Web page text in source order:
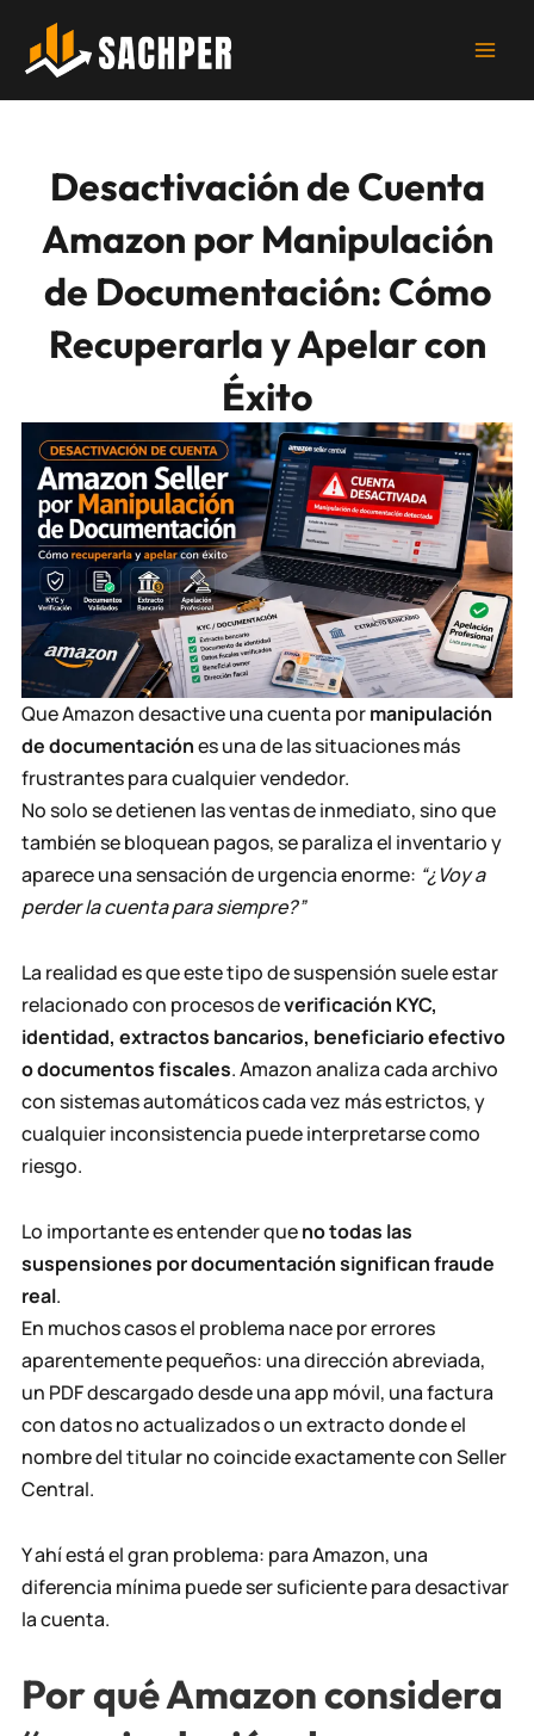
contenido
Desactivación de Cuenta
Amazon por Manipulación
de Documentación: Cómo
Recuperarla y Apelar con
Éxito
Que Amazon desactive una cuenta pormanipulación
de documentaciónes una de las situaciones más
frustrantes para cualquier vendedor.
No solo se detienen las ventas de inmediato, sino que
también se bloquean pagos, se paraliza el inventario y
aparece una sensación de urgencia enorme: “¿Voy a
perder la cuenta para siempre?”
La realidad es que este tipo de suspensión suele estar
relacionado con procesos deverificación KYC,
identidad, extractos bancarios, beneficiario efectivo
o documentos fiscales. Amazon analiza cada archivo
con sistemas automáticos cada vez más estrictos, y
cualquier inconsistencia puede interpretarse como
riesgo.
Lo importante es entender queno todas las
suspensiones por documentación significan fraude
real.
En muchos casos el problema nace por errores
aparentemente pequeños: una dirección abreviada,
un PDF descargado desde una app móvil, una factura
con datos no actualizados o un extracto donde el
nombre del titular no coincide exactamente con Seller
Central.
Y ahí está el gran problema: para Amazon, una
diferencia mínima puede ser suficiente para desactivar
la cuenta.
Por qué Amazon considera